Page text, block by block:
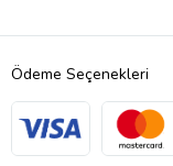
Ödeme Seçenekleri